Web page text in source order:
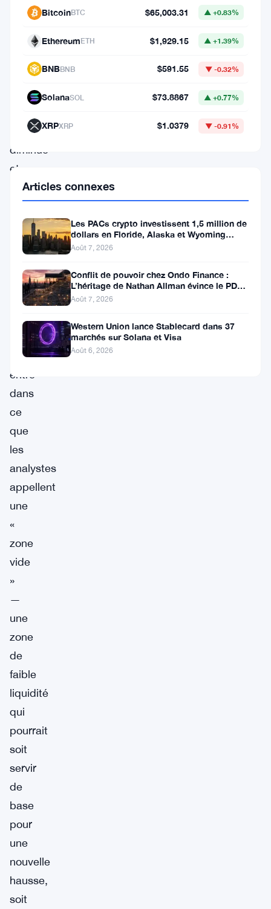
asiatique,
alors
volume
transactions
diminue
et
que
conviction
s’affaiblit.
Selon
Glassnode,
l’actif
est
entré
dans
ce
que
les
analystes
appellent
une
«
zone
vide
»
—
une
zone
de
faible
liquidité
qui
pourrait
soit
servir
de
base
pour
une
nouvelle
hausse,
soit
BitcoinBTC $65,003.31 ▲ +0.83%
EthereumETH $1,929.15 ▲ +1.39%
BNBBNB $591.55 ▼ -0.32%
SolanaSOL $73.8867 ▲ +0.77%
XRPXRP $1.0379 ▼ -0.91%
Articles connexes
Les PACs crypto investissent 1,5 million de
dollars en Floride, Alaska et Wyoming
après un revers au Michigan
Août 7, 2026
Conflit de pouvoir chez Ondo Finance :
L’héritage de Nathan Allman évince le PDG
Ian De Bode le 24 juillet
Août 7, 2026
Western Union lance Stablecard dans 37
marchés sur Solana et Visa
Août 6, 2026